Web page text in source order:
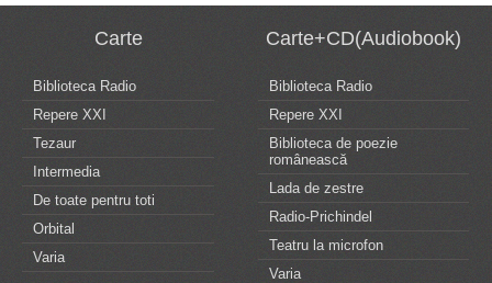
Carte
Biblioteca Radio
Repere XXI
Tezaur
Intermedia
De toate pentru toti
Orbital
Varia
Carte+CD(Audiobook)
Biblioteca Radio
Repere XXI
Biblioteca de poezie
românească
Lada de zestre
Radio-Prichindel
Teatru la microfon
Varia